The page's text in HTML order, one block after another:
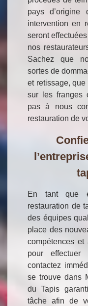
pays
intervention en
seront
nos
Sachez que
sortes de
et retissage,
sur les franges
pas à nous
restauration de
En tant que
restauration de
des équipes
place des
compétences et
pour effectuer
contactez
se trouve dans
du Tapis
tâche afin de